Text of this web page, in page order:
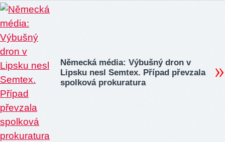
Německá média: Výbušný dron v
Lipsku nesl Semtex. Případ převzala
spolková prokuratura